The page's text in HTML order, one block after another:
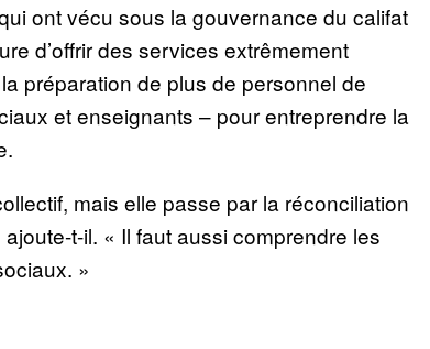
ont vécu sous la gouvernance du califat
d’offrir des services extrêmement
préparation de plus de personnel de
et enseignants – pour entreprendre la
mais elle passe par la réconciliation
t-il. « Il faut aussi comprendre les
»